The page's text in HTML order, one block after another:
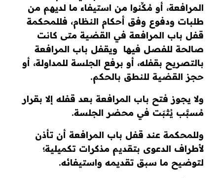
المرافعة، أو مُكِّنوا من استيفاء ما لديهم من
طلبات ودفوع وفق أحكام النظام، فللمحكمة
قفل باب المرافعة في القضية متى كانت
صالحة للفصل فيها ويقفل باب المرافعة
بالتصريح بقفله، أو برفع الجلسة للمداولة، أو
حجز القضية للنطق بالحكم.
ولا يجوز فتح باب المرافعة بعد قفله إلا بقرار
مُسبَّب يُثبَت في محضر الجلسة.
وللمحكمة عند قفل باب المرافعة أن تأذن
لأطراف الدعوى بتقديم مذكرات تكميلية؛
لتوضيح ما سبق تقديمه واستيفائه.